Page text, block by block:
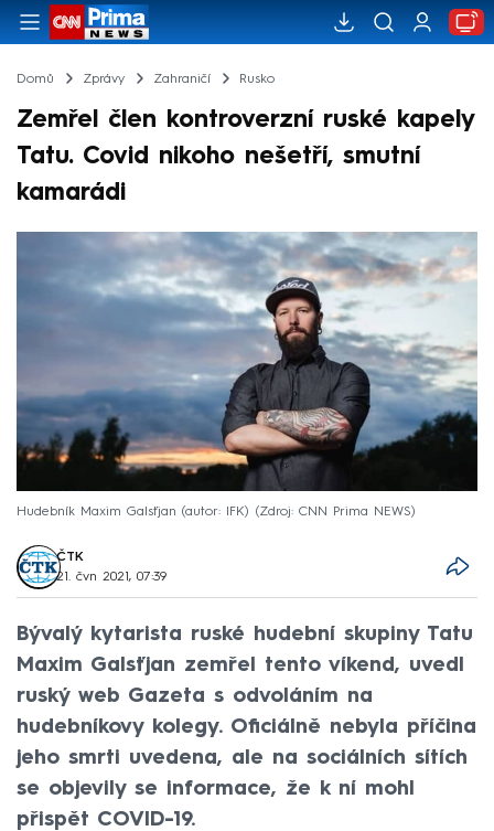
Domů Zprávy Zahraničí Rusko
Zemřel člen kontroverzní ruské kapely
Tatu. Covid nikoho nešetří, smutní
kamarádi
Hudebník Maxim Galsťjan (autor: IFK) Zdroj: CNN Prima NEWS
ČTK
21. čvn 2021, 07:39
Bývalý kytarista ruské hudební skupiny Tatu
Maxim Galsťjan zemřel tento víkend, uvedl
ruský web Gazeta s odvoláním na
hudebníkovy kolegy. Oficiálně nebyla příčina
jeho smrti uvedena, ale na sociálních sítích
se objevily se informace, že k ní mohl
přispět COVID-19.